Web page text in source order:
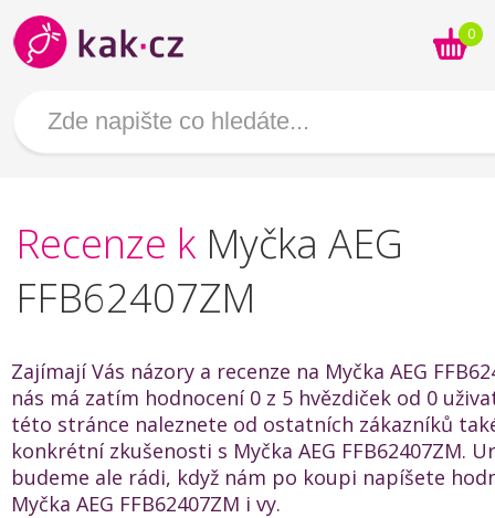
0
Recenze k Myčka AEG
FFB62407ZM
Zajímají Vás názory a recenze na Myčka AEG
nás má zatím hodnocení 0 z 5 hvězdiček od 0
této stránce naleznete od ostatních zákazníků
konkrétní zkušenosti s Myčka AEG FFB62407ZM.
budeme ale rádi, když nám po koupi napíšete
Myčka AEG FFB62407ZM i vy.